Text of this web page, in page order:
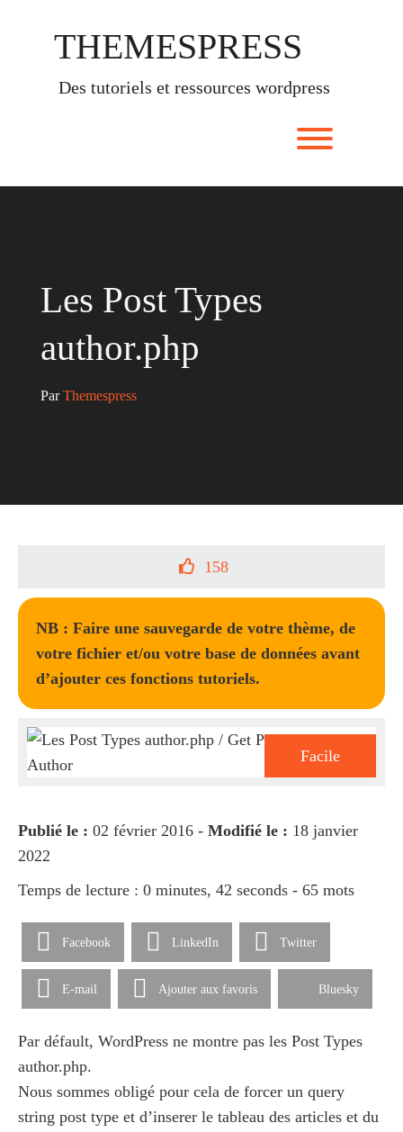
THEMESPRESS
des tutoriels et ressources wordpress
Les Post Types
author.php
Par Themespress
158
NB : Faire une sauvegarde de votre thème, de
votre fichier et/ou votre base de données avant
d’ajouter ces fonctions tutoriels.
Facile
Publié le : 02 février 2016 - Modifié le : 18 janvier
2022
Temps de lecture : 0 minutes, 42 seconds - 65 mots
Facebook LinkedIn Twitter
E-mail Ajouter aux favoris Bluesky
Par défault, WordPress ne montre pas les Post Types
author.php.
Nous sommes obligé pour cela de forcer un query
string post type et d’inserer le tableau des articles et du